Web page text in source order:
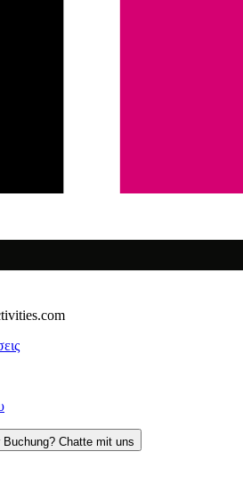
Chatte mit uns